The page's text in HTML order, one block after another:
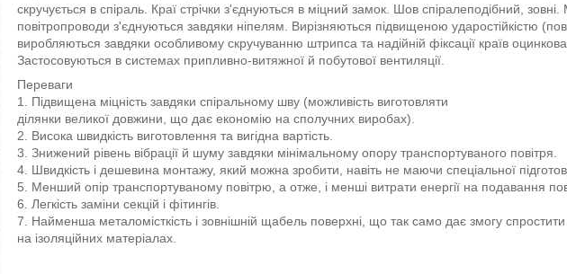
скручується в спіраль. Краї стрічки з'єднуються в міцний замок. Шов спіралеподібний,
повітропроводи з'єднуються завдяки ніпелям. Вирізняються підвищеною ударостійкістю
виробляються завдяки особливому скручуванню штрипса та надійній фіксації країв
Застосовуються в системах припливно-витяжної й побутової вентиляції.
Переваги
1. Підвищена міцність завдяки спіральному шву (можливість виготовляти
ділянки великої довжини, що дає економію на сполучних виробах).
2. Висока швидкість виготовлення та вигідна вартість.
3. Знижений рівень вібрації й шуму завдяки мінімальному опору транспортуваного повітря.
4. Швидкість і дешевина монтажу, який можна зробити, навіть не маючи спеціальної
5. Менший опір транспортуваному повітрю, а отже, і менші витрати енергії на подавання
6. Легкість заміни секцій і фітингів.
7. Найменша металомісткість і зовнішній щабель поверхні, що так само дає змогу
на ізоляційних матеріалах.